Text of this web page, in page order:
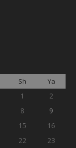
Sh Ya
1
2
8
9
15
16
22 23